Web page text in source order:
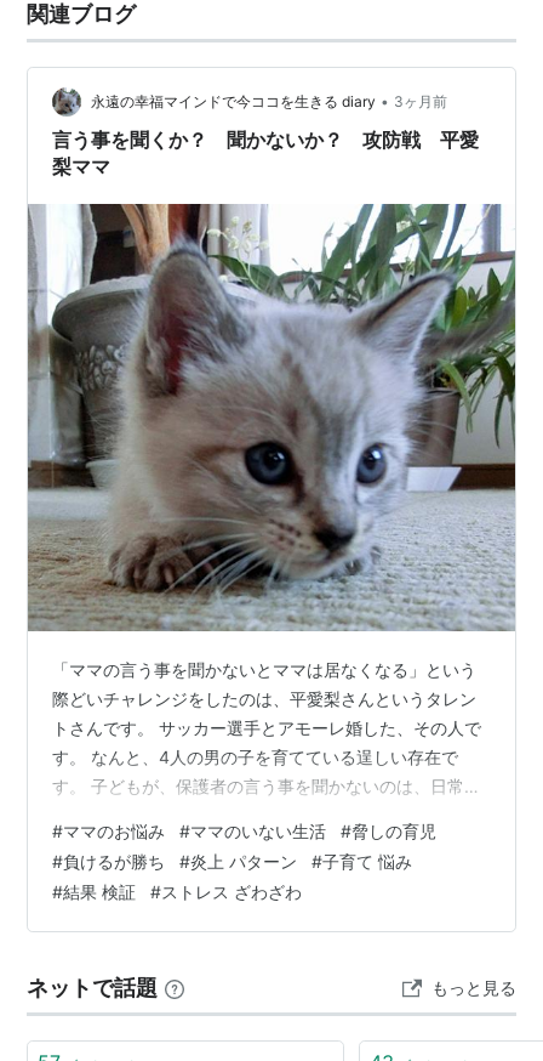
関連ブログ
永遠の幸福マインドで今ココを生きる diary • 3ヶ月前
言う事を聞くか？ 聞かないか？ 攻防戦 平愛
梨ママ
「ママの言う事を聞かないとママは居なくなる」という
際どいチャレンジをしたのは、平愛梨さんというタレン
トさんです。 サッカー選手とアモーレ婚した、その人で
す。 なんと、4人の男の子を育てている逞しい存在で
す。 子どもが、保護者の言う事を聞かないのは、日常の
グレクト）の基準が微妙です。 それもあり、親も学校の
先生も非常にやりにくいという嘆きが聞こえる時代のよ
うです。 現場の大変さをある番組で、吐露していたのを
小耳に挟んで、思うところがあったので取り上げまし
ので、冒頭の一言を言ったらしいのです。…
#ママのお悩み #ママのいない生活 #脅しの育児
#負けるが勝ち #炎上 パターン #子育て 悩み
#結果 検証 #ストレス ざわざわ
ネットで話題 もっと見る